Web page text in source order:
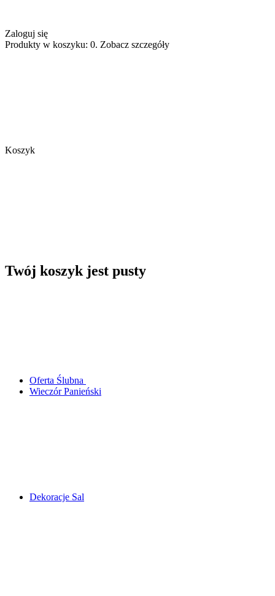
Zaloguj się
Produkty w koszyku: 0. Zobacz szczegóły
Koszyk
Twój koszyk jest pusty
Oferta Ślubna
Wieczór Panieński
Dekoracje Sal